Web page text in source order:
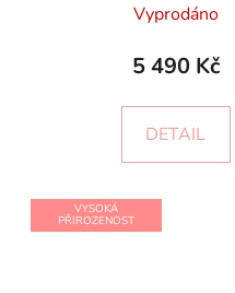
Vyprodáno
5 490 Kč
DETAIL
VYSOKÁ
PŘIROZENOST